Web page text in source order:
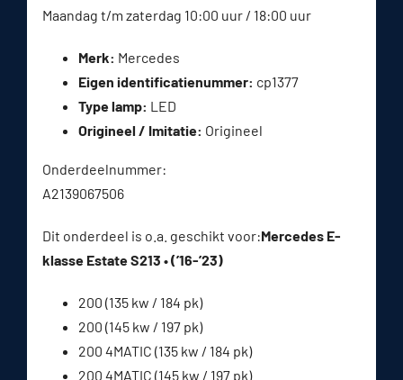
Maandag t/m zaterdag 10:00 uur / 18:00 uur
Merk: Mercedes
Eigen identificatienummer: cp1377
Type lamp: LED
Origineel / Imitatie: Origineel
Onderdeelnummer:
A2139067506
Dit onderdeel is o.a. geschikt voor:Mercedes E-
klasse Estate S213 • (’16-’23)
200 (135 kw / 184 pk)
200 (145 kw / 197 pk)
200 4MATIC (135 kw / 184 pk)
200 4MATIC (145 kw / 197 pk)